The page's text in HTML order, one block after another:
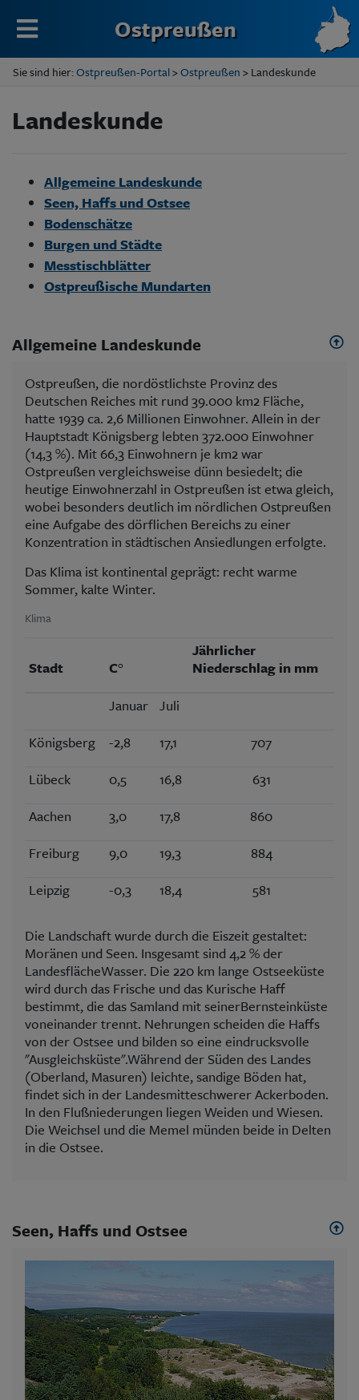
Ostpreußen
Sie sind hier:Ostpreußen-Portal>Ostpreußen> Landeskunde
Landeskunde
Allgemeine Landeskunde
Seen, Haffs und Ostsee
Bodenschätze
Burgen und Städte
Messtischblätter
Ostpreußische Mundarten
Allgemeine Landeskunde
Ostpreußen, die nordöstlichste Provinz des
Deutschen Reiches mit rund 39.000 km2 Fläche,
hatte 1939 ca. 2,6 Millionen Einwohner. Allein in der
Hauptstadt Königsberg lebten 372.000 Einwohner
(14,3 %). Mit 66,3 Einwohnern je km2 war
Ostpreußen vergleichsweise dünn besiedelt; die
heutige Einwohnerzahl in Ostpreußen ist etwa gleich,
wobei besonders deutlich im nördlichen Ostpreußen
eine Aufgabe des dörflichen Bereichs zu einer
Konzentration in städtischen Ansiedlungen erfolgte.
Das Klima ist kontinental geprägt: recht warme
Sommer, kalte Winter.
Klima
Stadt C°
Jährlicher
Niederschlag in mm
Januar Juli
Königsberg
-2,8 17,1
707
Lübeck
0,5 16,8
631
Aachen
3,0 17,8
860
Freiburg
9,0 19,3
884
Leipzig
-0,3 18,4 581
Die Landschaft wurde durch die Eiszeit gestaltet:
Moränen und Seen. Insgesamt sind 4,2 % der
LandesflächeWasser. Die 220 km lange Ostseeküste
wird durch das Frische und das Kurische Haff
bestimmt, die das Samland mit seinerBernsteinküste
voneinander trennt. Nehrungen scheiden die Haffs
von der Ostsee und bilden so eine eindrucksvolle
"Ausgleichsküste".Während der Süden des Landes
(Oberland, Masuren) leichte, sandige Böden hat,
findet sich in der Landesmitteschwerer Ackerboden.
In den Flußniederungen liegen Weiden und Wiesen.
Die Weichsel und die Memel münden beide in Delten
in die Ostsee.
Seen, Haffs und Ostsee